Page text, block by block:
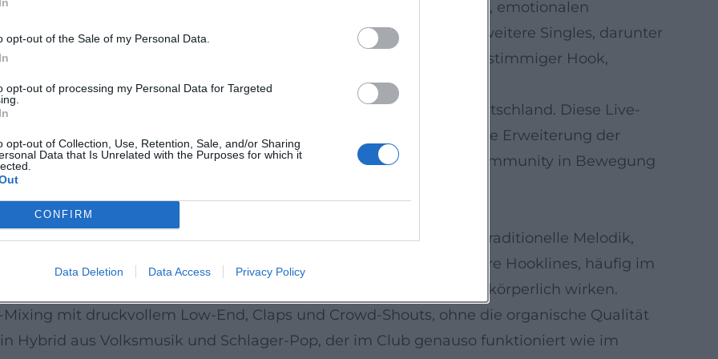
opt-out of the Sale of my Personal Data.
opt-out of processing my Personal Data for Targeted
opt-out of Collection, Use, Retention, Sale, and/or Sharing
Data that Is Unrelated with the Purposes for which it
CONFIRM
Data Deletion Data Access Privacy Policy
hoch: 2024 legte die Band mit „Echo“ einen track-getriebenen, emotionalen
in ein druckvolles Arrangement übersetzt. 2025 folgten weitere Singles, darunter
„Herz sticht“ (Oktober 2025) – Titel, die die Handschrift aus mehrstimmiger Hook,
fortführen.
aufwändig inszenierten „Burning Lederhos’n“-Show durch Deutschland. Diese Live-
Elemente mit LED-Design, Tanz und präziser Live-Regie – eine Erweiterung der
Die Kontinuität im Release- und Tour-Zyklus hält die Community in Bewegung
aber beatstarke Vokalgruppe, deren „Neue Volksmusik“ traditionelle Melodik,
verschmilzt. In der Komposition dominieren klare Hooklines, häufig im
Drums und Brass-Hits auf mehrstimmige Texturen, die live körperlich wirken.
mit druckvollem Low-End, Claps und Crowd-Shouts, ohne die organische Qualität
Hybrid aus Volksmusik und Schlager-Pop, der im Club genauso funktioniert wie im